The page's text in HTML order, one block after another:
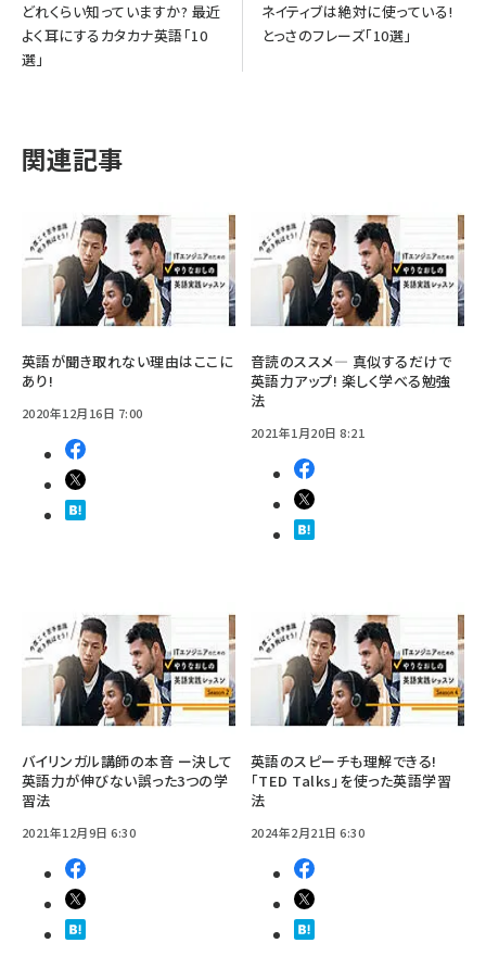
どれくらい知っていますか? 最近
よく耳にするカタカナ英語「10
選」
ネイティブは絶対に使っている!
とっさのフレーズ「10選」
関連記事
英語が聞き取れない理由はここに
あり!
2020年12月16日 7:00
音読のススメ― 真似するだけで
英語力アップ! 楽しく学べる勉強
法
2021年1月20日 8:21
バイリンガル講師の本音 ー決して
英語力が伸びない誤った3つの学
習法
2021年12月9日 6:30
英語のスピーチも理解できる!
「TED Talks」を使った英語学習
法
2024年2月21日 6:30